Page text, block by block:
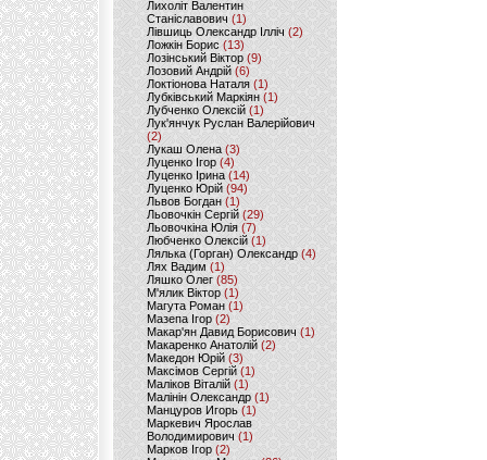
Лихоліт Валентин
Станіславович (1)
Лівшиць Олександр Ілліч (2)
Ложкін Борис(13)
Лозінський Віктор(9)
Лозовий Андрій (6)
Локтіонова Наталя (1)
Лубківський Маркіян(1)
Лубченко Олексій (1)
Лук'янчук Руслан Валерійович
(2)
Лукаш Олена (3)
Луценко Ігор (4)
Луценко Ірина (14)
Луценко Юрій (94)
Львов Богдан (1)
Льовочкін Сергій (29)
Льовочкіна Юлія(7)
Любченко Олексій(1)
Лялька (Горган) Олександр(4)
Лях Вадим (1)
Ляшко Олег (85)
М'ялик Віктор(1)
Магута Роман(1)
Мазепа Ігор (2)
Макар'ян Давид Борисович(1)
Макаренко Анатолій (2)
Македон Юрій(3)
Максімов Сергій (1)
Маліков Віталій (1)
Малінін Олександр (1)
Манцуров Игорь (1)
Маркевич Ярослав
Володимирович (1)
Марков Ігор (2)